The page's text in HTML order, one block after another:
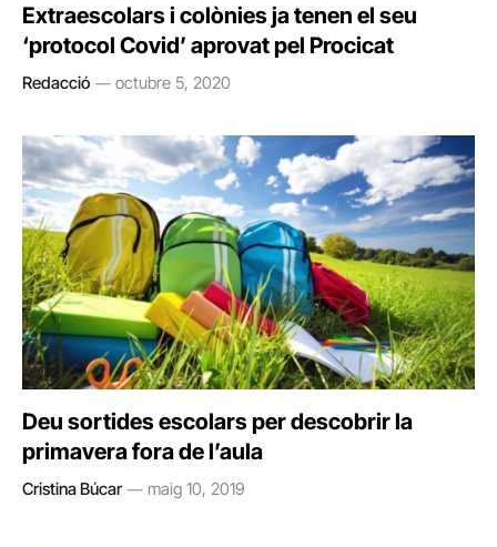
Extraescolars i colònies ja tenen el seu
‘protocol Covid’ aprovat pel Procicat
Redacció octubre 5, 2020
Deu sortides escolars per descobrir la
primavera fora de l’aula
Cristina Búcar maig 10, 2019